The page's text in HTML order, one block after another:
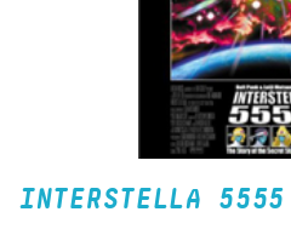
INTERSTELLA 5555